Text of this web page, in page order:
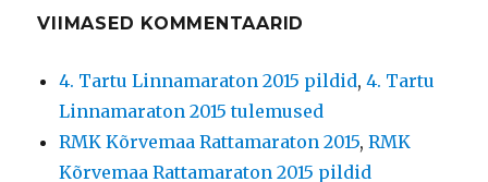
VIIMASED KOMMENTAARID
4. Tartu Linnamaraton 2015 pildid,4. Tartu
Linnamaraton 2015 tulemused
RMK Kõrvemaa Rattamaraton 2015,RMK
Kõrvemaa Rattamaraton 2015 pildid